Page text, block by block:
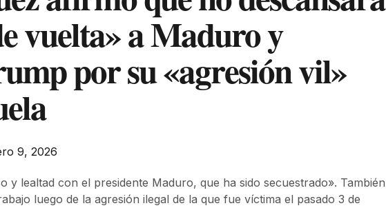
vuelta» a Maduro y
por su «agresión vil»
9, 2026
y lealtad con el presidente Maduro, que ha sido secuestrado». También
luego de la agresión ilegal de la que fue víctima el pasado 3 de